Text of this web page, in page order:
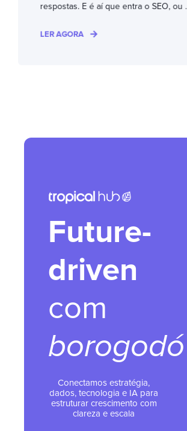
respostas. E é aí que entra o SEO, ou
LER AGORA
Future-
driven
com
borogodó
Conectamos estratégia,
dados, tecnologia e IA para
estruturar crescimento com
clareza e escala